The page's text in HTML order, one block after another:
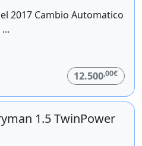
2017 Cambio Automatico
12.500,00€
1.5 TwinPower